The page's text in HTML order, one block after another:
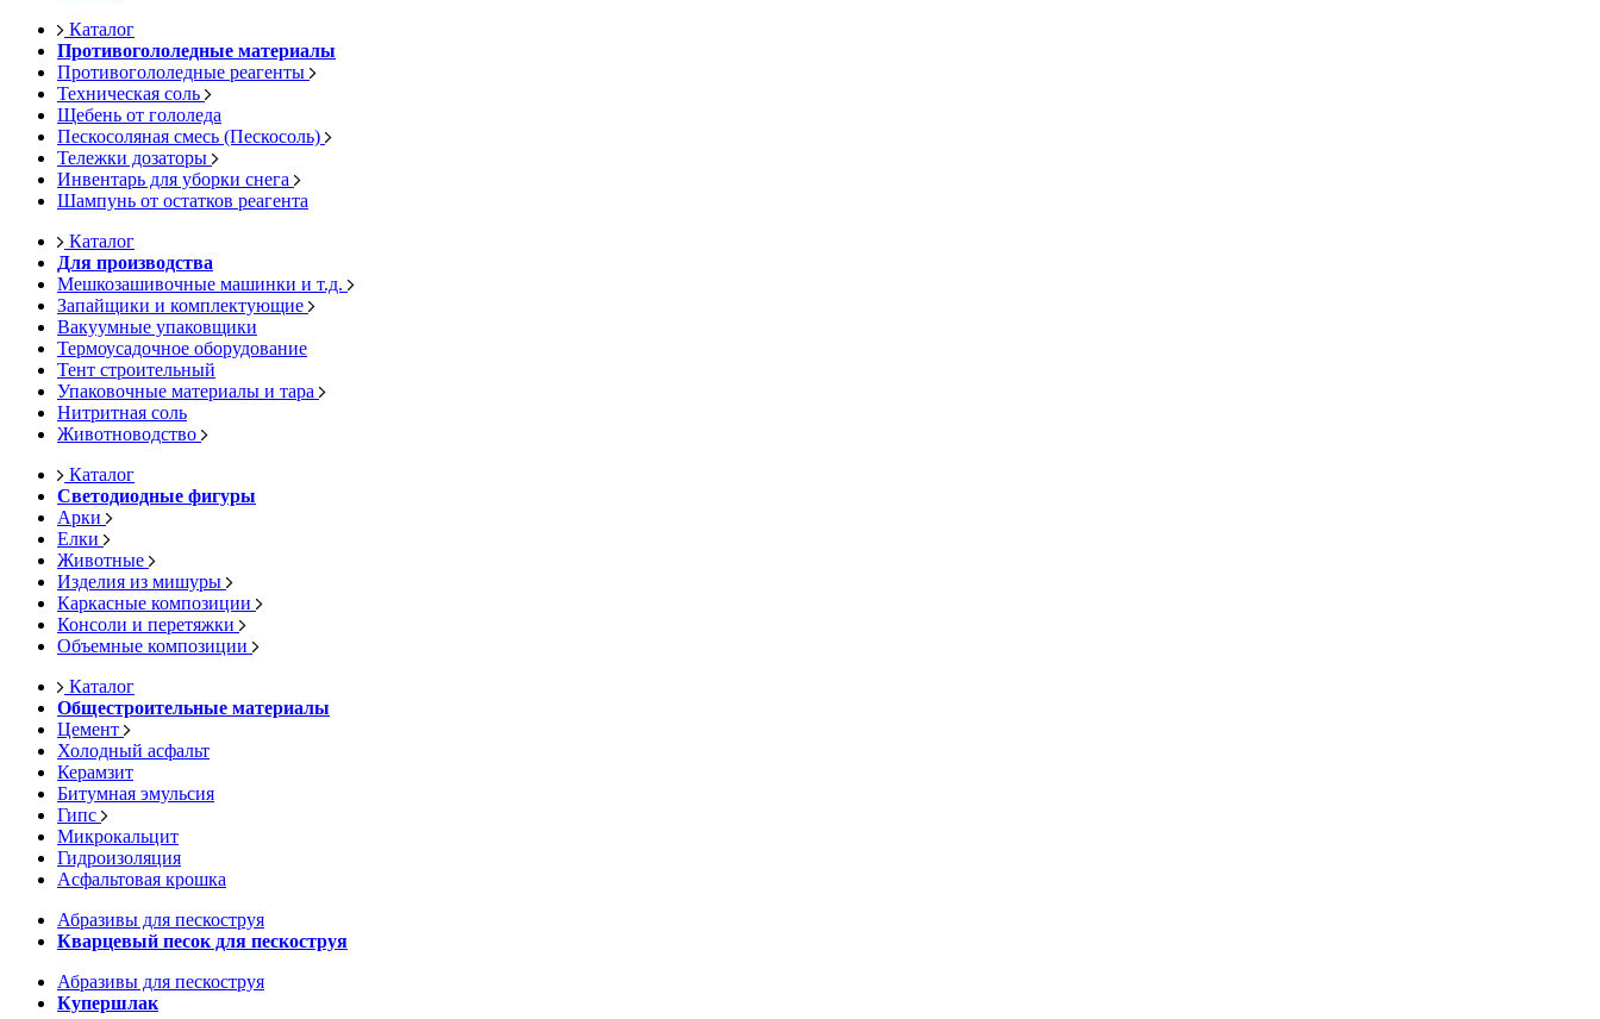
Каталог
Противогололедные материалы
Противогололедные реагенты
Техническая соль
Щебень от гололеда
Пескосоляная смесь (Пескосоль)
Тележки дозаторы
Инвентарь для уборки снега
Шампунь от остатков реагента
Каталог
Для производства
Мешкозашивочные машинки и т.д.
Запайщики и комплектующие
Вакуумные упаковщики
Термоусадочное оборудование
Тент строительный
Упаковочные материалы и тара
Нитритная соль
Животноводство
Каталог
Светодиодные фигуры
Арки
Елки
Животные
Изделия из мишуры
Каркасные композиции
Консоли и перетяжки
Объемные композиции
Каталог
Общестроительные материалы
Цемент
Холодный асфальт
Керамзит
Битумная эмульсия
Гипс
Микрокальцит
Гидроизоляция
Асфальтовая крошка
Абразивы для пескоструя
Кварцевый песок для пескоструя
Абразивы для пескоструя
Купершлак